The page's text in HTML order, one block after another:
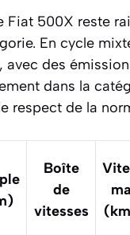
500X reste
En cycle
avec des
dans la
respect de la
Boîte
de
vitesses